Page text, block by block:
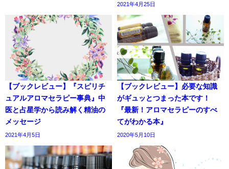
2021年4月25日
【ブックレビュー】『スピリチ
ュアルアロマセラピー事典』中
医と占星学から読み解く精油の
メッセージ
2021年4月5日
【ブックレビュー】必要な知識
がギュッとつまった本です！
『最新！アロマセラピーのすべ
てがわかる本』
2020年5月10日